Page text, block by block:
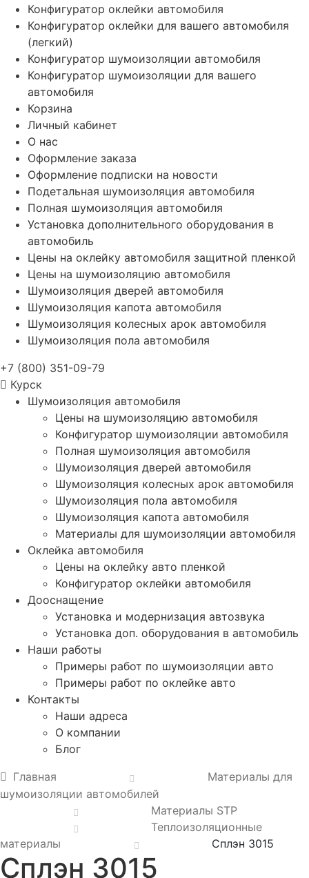
Конфигуратор оклейки автомобиля
Конфигуратор оклейки для вашего автомобиля
(легкий)
Конфигуратор шумоизоляции автомобиля
Конфигуратор шумоизоляции для вашего
автомобиля
Корзина
Личный кабинет
О нас
Оформление заказа
Оформление подписки на новости
Подетальная шумоизоляция автомобиля
Полная шумоизоляция автомобиля
Установка дополнительного оборудования в
автомобиль
Цены на оклейку автомобиля защитной пленкой
Цены на шумоизоляцию автомобиля
Шумоизоляция дверей автомобиля
Шумоизоляция капота автомобиля
Шумоизоляция колесных арок автомобиля
Шумоизоляция пола автомобиля
+7 (800) 351-09-79
Курск
Шумоизоляция автомобиля
Цены на шумоизоляцию автомобиля
Конфигуратор шумоизоляции автомобиля
Полная шумоизоляция автомобиля
Шумоизоляция дверей автомобиля
Шумоизоляция колесных арок автомобиля
Шумоизоляция пола автомобиля
Шумоизоляция капота автомобиля
Материалы для шумоизоляции автомобиля
Оклейка автомобиля
Цены на оклейку авто пленкой
Конфигуратор оклейки автомобиля
Дооснащение
Установка и модернизация автозвука
Установка доп. оборудования в автомобиль
Наши работы
Примеры работ по шумоизоляции авто
Примеры работ по оклейке авто
Контакты
Наши адреса
О компании
Блог
Главная
Материалы для
шумоизоляции автомобилей
Материалы STP
Теплоизоляционные
материалы
Сплэн 3015
Сплэн 3015